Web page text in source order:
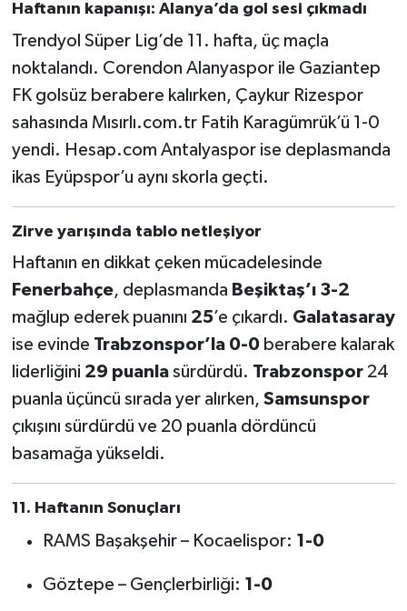
Haftanın kapanışı: Alanya’da gol sesi çıkmadı
Trendyol Süper Lig’de 11. hafta, üç maçla
noktalandı. Corendon Alanyaspor ile Gaziantep
FK golsüz berabere kalırken, Çaykur Rizespor
sahasında Mısırlı.com.tr Fatih Karagümrük’ü 1-0
yendi. Hesap.com Antalyaspor ise deplasmanda
ikas Eyüpspor’u aynı skorla geçti.
Zirve yarışında tablo netleşiyor
Haftanın en dikkat çeken mücadelesinde
Fenerbahçe, deplasmanda Beşiktaş’ı 3-2
mağlup ederek puanını 25’e çıkardı. Galatasaray
ise evinde Trabzonspor’la 0-0berabere kalarak
liderliğini 29 puanlasürdürdü. Trabzonspor24
puanla üçüncü sırada yer alırken, Samsunspor
çıkışını sürdürdü ve 20 puanla dördüncü
basamağa yükseldi.
11. Haftanın Sonuçları
RAMS Başakşehir – Kocaelispor: 1-0
Göztepe – Gençlerbirliği: 1-0